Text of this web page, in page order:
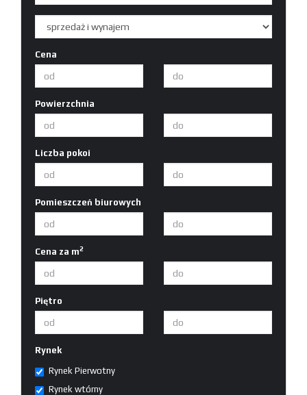
Cena
Powierzchnia
Liczba pokoi
Pomieszczeń biurowych
Cena za m2
Piętro
Rynek
Rynek Pierwotny
Rynek wtórny